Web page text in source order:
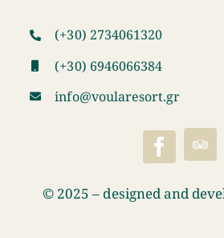
(+30) 2734061320
(+30) 6946066384
info@voularesort.gr
© 2025 – designed and